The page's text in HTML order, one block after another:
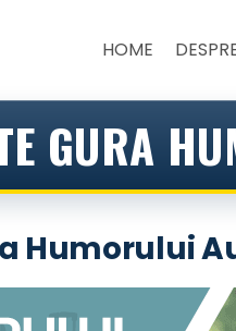
HOME
GURA
Humorului